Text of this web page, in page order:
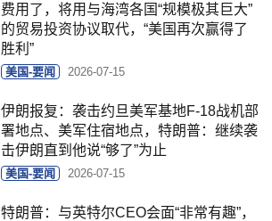
费用了，将用与海湾各国“规模极其巨大”
的贸易投资协议取代，“美国再次赢得了
胜利”
美国-要闻 2026-07-15
伊朗报复：袭击约旦美军基地F-18战机部
署地点、美军住宿地点，特朗普：继续袭
击伊朗直到他说“够了”为止
美国-要闻 2026-07-15
特朗普：与英特尔CEO会面“非常有趣”，